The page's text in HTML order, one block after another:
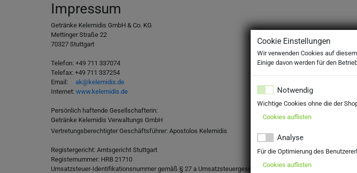
Impressum
Getränke Kelemidis GmbH & Co. KG
Mettinger Straße 22
70327 Stuttgart
Telefon: +49 711 337074
Telefax: +49 711 337254
Email: ak@kelemidis.de
Internet: www.kelemidis.de
Persönlich haftende Gesellschafterin:
Getränke Kelemidis Verwaltungs GmbH
Vertretungsberechtigter Geschäftsführer: Apostolos Kelemidis
Registergericht: Amtsgericht Stuttgart
Registernummer: HRB 21710
Umsatzsteuer-Identifikationsnummer gemäß § 27 a Umsatzsteuergesetz: DE 214201553
Cookie Einstellungen
Wir verwenden Cookies auf
Einige davon werden für den
Notwendig
Wichtige Cookies ohne die der
Cookies auflisten
Analyse
Für die Optimierung des
Cookies auflisten